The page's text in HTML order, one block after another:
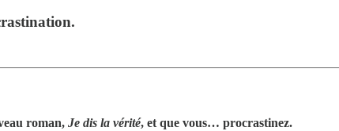
roman, Je dis la vérité, et que vous… procrastinez.